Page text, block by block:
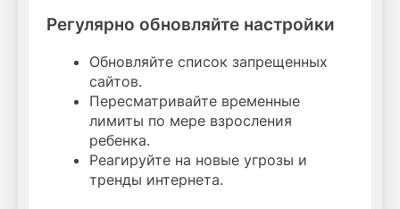
Регулярно обновляйте настройки
Обновляйте список запрещенных
сайтов.
Пересматривайте временные
лимиты по мере взросления
ребенка.
Реагируйте на новые угрозы и
тренды интернета.